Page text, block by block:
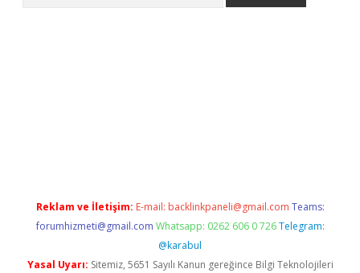
Reklam ve İletişim: E-mail: backlinkpaneli@gmail.com Teams:
forumhizmeti@gmail.com Whatsapp: 0262 606 0 726 Telegram:
@karabul
Yasal Uyarı: Sitemiz, 5651 Sayılı Kanun gereğince Bilgi Teknolojileri